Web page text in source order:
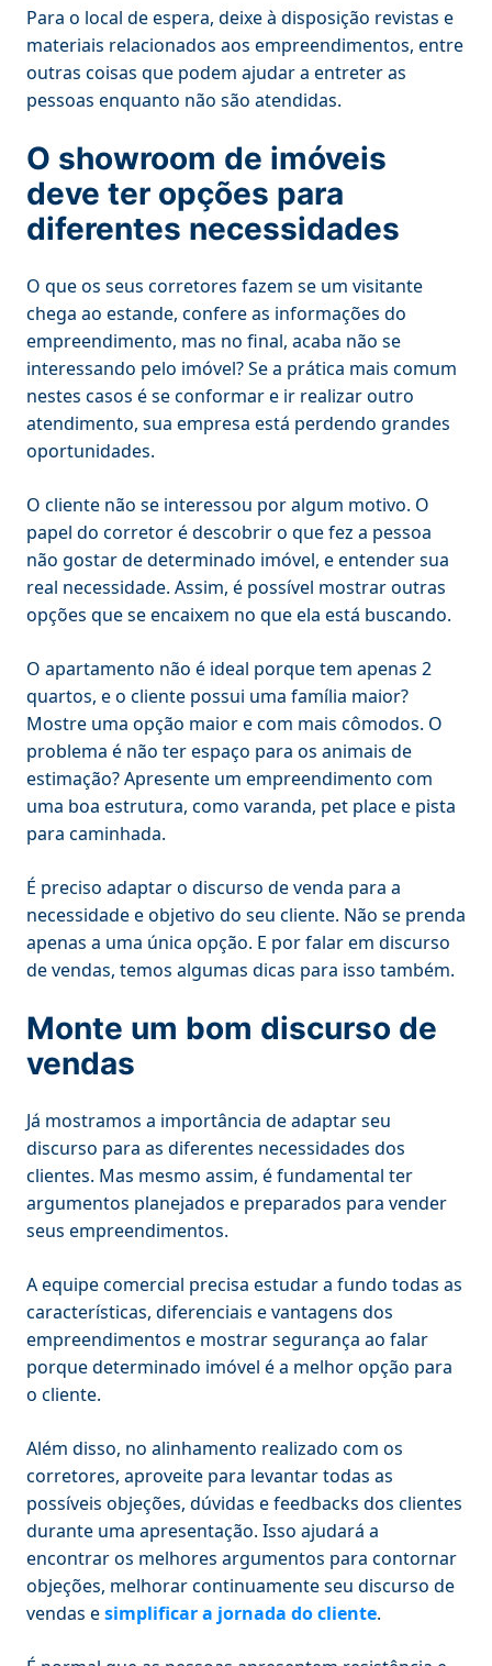
Para o local de espera, deixe à disposição revistas e
materiais relacionados aos empreendimentos, entre
outras coisas que podem ajudar a entreter as
pessoas enquanto não são atendidas.
O showroom de imóveis
deve ter opções para
diferentes necessidades
O que os seus corretores fazem se um visitante
chega ao estande, confere as informações do
empreendimento, mas no final, acaba não se
interessando pelo imóvel? Se a prática mais comum
nestes casos é se conformar e ir realizar outro
atendimento, sua empresa está perdendo grandes
oportunidades.
O cliente não se interessou por algum motivo. O
papel do corretor é descobrir o que fez a pessoa
não gostar de determinado imóvel, e entender sua
real necessidade. Assim, é possível mostrar outras
opções que se encaixem no que ela está buscando.
O apartamento não é ideal porque tem apenas 2
quartos, e o cliente possui uma família maior?
Mostre uma opção maior e com mais cômodos. O
problema é não ter espaço para os animais de
estimação? Apresente um empreendimento com
uma boa estrutura, como varanda, pet place e pista
para caminhada.
É preciso adaptar o discurso de venda para a
necessidade e objetivo do seu cliente. Não se prenda
apenas a uma única opção. E por falar em discurso
de vendas, temos algumas dicas para isso também.
Monte um bom discurso de
vendas
Já mostramos a importância de adaptar seu
discurso para as diferentes necessidades dos
clientes. Mas mesmo assim, é fundamental ter
argumentos planejados e preparados para vender
seus empreendimentos.
A equipe comercial precisa estudar a fundo todas as
características, diferenciais e vantagens dos
empreendimentos e mostrar segurança ao falar
porque determinado imóvel é a melhor opção para
o cliente.
Além disso, no alinhamento realizado com os
corretores, aproveite para levantar todas as
possíveis objeções, dúvidas e feedbacks dos clientes
durante uma apresentação. Isso ajudará a
encontrar os melhores argumentos para contornar
objeções, melhorar continuamente seu discurso de
vendas esimplificar a jornada do cliente.